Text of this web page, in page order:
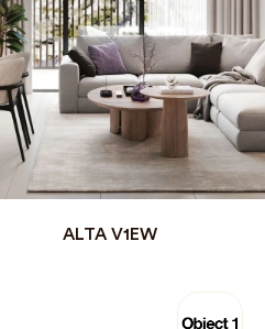
ALTA V1EW